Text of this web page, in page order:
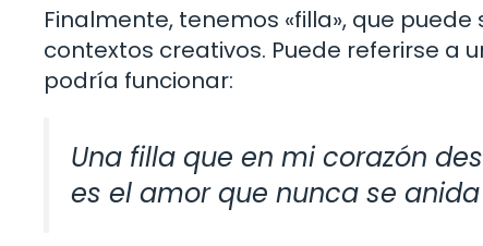
Finalmente, tenemos «filla», que
contextos creativos. Puede referirse a
podría funcionar:
Una filla que en mi corazón
es el amor que nunca se